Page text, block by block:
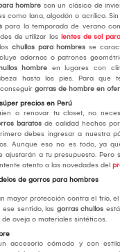
hombre son un clásico de
como lana, algodón o acrílico.
para la temporada de verano
de utilizar los lentes de sol
chullos para hombres se
adornos o patrones
hombre en lugares con
hasta los pies. Para que
gorras de hombre en
precios en Perú
o renovar tu closet, no
baratos de calidad hechos
debes ingresar a nuestra
Aunque eso no es todo, ya
ajustarán a tu presupuesto. Pero
atento a las novedades del
de gorros para hombres
mayor protección contra el frío, el
ese sentido, las gorras chullos
oveja o materiales sintéticos.
accesorio cómodo y con